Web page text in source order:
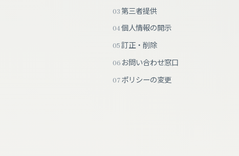
03第三者提供
04個人情報の開示
05訂正・削除
06 お問い合わせ窓口
07ポリシーの変更